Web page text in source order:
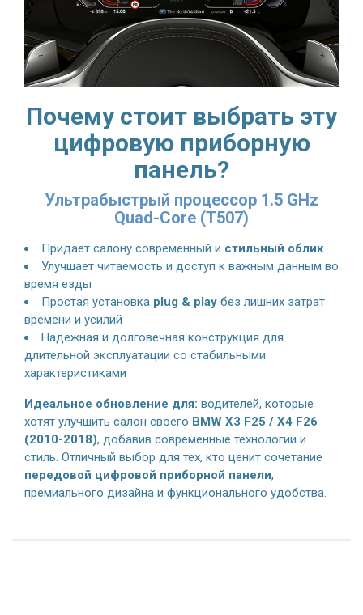
Почему стоит выбрать эту
цифровую приборную
панель?
Ультрабыстрый процессор 1.5 GHz
Quad-Core (T507)
Придаёт салону современный и стильный облик
Улучшает читаемость и доступ к важным данным во
время езды
Простая установка plug & play без лишних затрат
времени и усилий
Надёжная и долговечная конструкция для
длительной эксплуатации со стабильными
характеристиками
Идеальное обновление для: водителей, которые
хотят улучшить салон своего BMW X3 F25 / X4 F26
(2010-2018), добавив современные технологии и
стиль. Отличный выбор для тех, кто ценит сочетание
передовой цифровой приборной панели,
премиального дизайна и функционального удобства.